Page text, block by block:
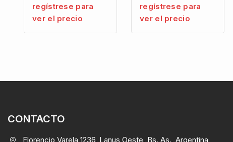
regístrese para
ver el precio
regístrese para
ver el precio
CONTACTO
Florencio Varela 1236, Lanus Oeste, Bs. As., Argentina